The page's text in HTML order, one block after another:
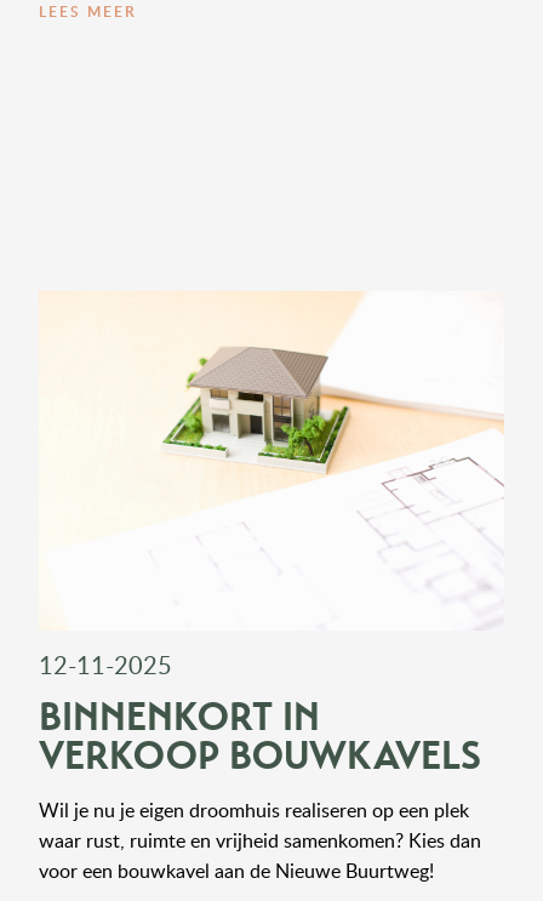
LEES MEER
12-11-2025
BINNENKORT IN
VERKOOP BOUWKAVELS
Wil je nu je eigen droomhuis realiseren op een plek
waar rust, ruimte en vrijheid samenkomen? Kies dan
voor een bouwkavel aan de Nieuwe Buurtweg!